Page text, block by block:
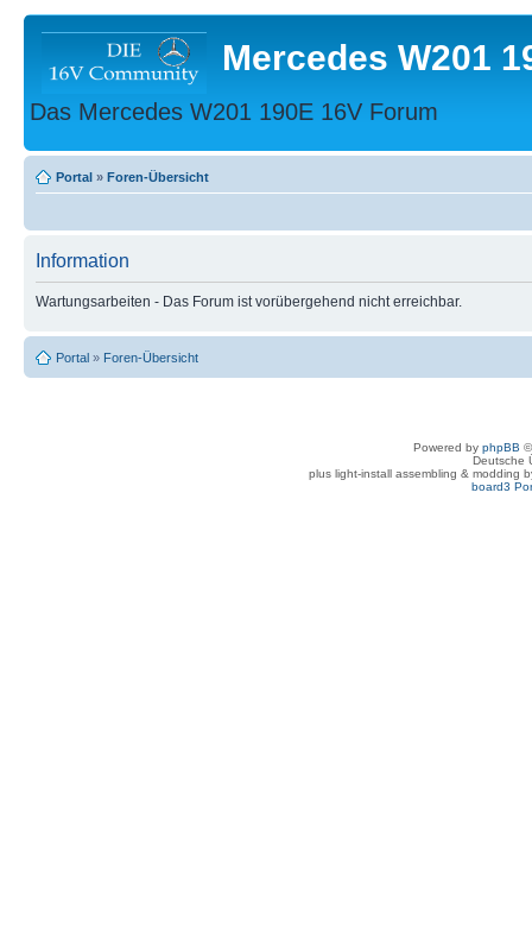
Mercedes W201
Das Mercedes W201 190E 16V Forum
Portal » Foren-Übersicht
Information
Wartungsarbeiten - Das Forum ist vorübergehend nicht erreichbar.
Portal » Foren-Übersicht
Powered by phpBB
Deutsche
plus light-install assembling & modding
board3